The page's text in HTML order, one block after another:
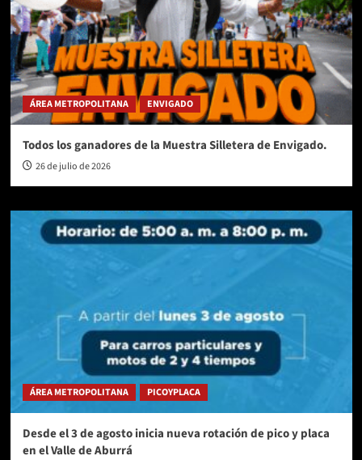
ÁREA METROPOLITANA ENVIGADO
Todos los ganadores de la Muestra Silletera de Envigado.
26 de julio de 2026
ÁREA METROPOLITANA PICOYPLACA
Desde el 3 de agosto inicia nueva rotación de pico y placa
en el Valle de Aburrá